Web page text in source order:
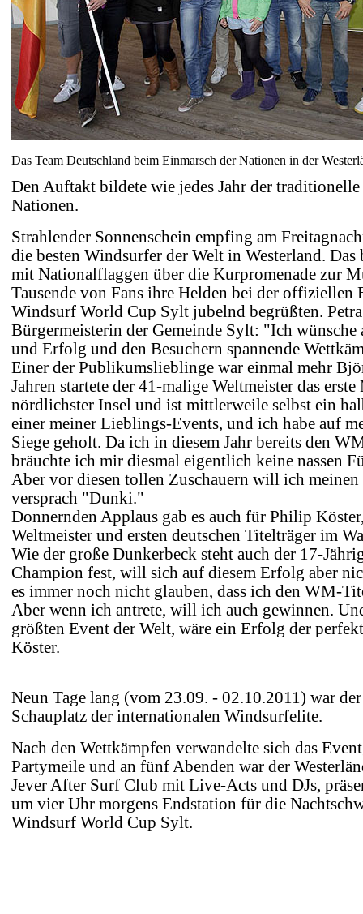
Das Team Deutschland beim Einmarsch der Nationen in der
Den Auftakt bildete wie jedes Jahr der
Nationen.
Strahlender Sonnenschein empfing am
die besten Windsurfer der Welt in Westerland.
mit Nationalflaggen über die Kurpromenade zur
Tausende von Fans ihre Helden bei der offiziellen
Windsurf World Cup Sylt jubelnd begrüßten.
Bürgermeisterin der Gemeinde Sylt: "Ich wünsche
und Erfolg und den Besuchern spannende
Einer der Publikumslieblinge war einmal mehr
Jahren startete der 41-malige Weltmeister das
nördlichster Insel und ist mittlerweile selbst ein
einer meiner Lieblings-Events, und ich habe auf
Siege geholt. Da ich in diesem Jahr bereits den
bräuchte ich mir diesmal eigentlich keine nassen
Aber vor diesen tollen Zuschauern will ich
versprach "Dunki."
Donnernden Applaus gab es auch für Philip
Weltmeister und ersten deutschen Titelträger im
Wie der große Dunkerbeck steht auch der 17-
Champion fest, will sich auf diesem Erfolg aber
es immer noch nicht glauben, dass ich den WM-
Aber wenn ich antrete, will ich auch gewinnen.
größten Event der Welt, wäre ein Erfolg der
Köster.
Neun Tage lang (vom 23.09. - 02.10.2011) war
Schauplatz der internationalen Windsurfelite.
Nach den Wettkämpfen verwandelte sich das
Partymeile und an fünf Abenden war der
Jever After Surf Club mit Live-Acts und DJs,
um vier Uhr morgens Endstation für die
Windsurf World Cup Sylt.